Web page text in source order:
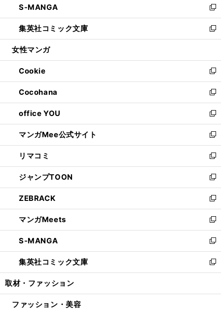
く
で
開
く
ド
ウ
で
開
ィ
ン
ド
ウ
開
く
い
ウ
ィ
ン
ウ
で
開
く
S-MANGA
新
し
い
ウ
ン
ド
ウ
で
開
く
集英社コミック文庫
新
し
ウ
ィ
ン
ド
ウ
で
開
く
女性マンガ
Cookie
新
し
い
ウ
ィ
ン
ド
ウ
で
開
く
Cocohana
新
し
い
ウ
ィ
ン
ド
ウ
で
開
く
office YOU
新
し
い
ウ
ィ
ン
ド
ウ
で
開
く
マンガMee公式サイト
新
し
い
ウ
ィ
ン
ド
ウ
で
開
く
リマコミ
新
し
い
ウ
ィ
ン
ド
ウ
で
開
く
ジャンプTOON
新
し
い
ウ
ィ
ン
ド
ウ
で
開
ZEBRACK
新
し
い
ウ
ィ
ン
ド
ウ
開
マンガMeets
新
し
い
ウ
ィ
ン
ウ
S-MANGA
新
し
い
ウ
ン
集英社コミック文庫
新
し
ウ
取材・ファッション
ファッション・美容